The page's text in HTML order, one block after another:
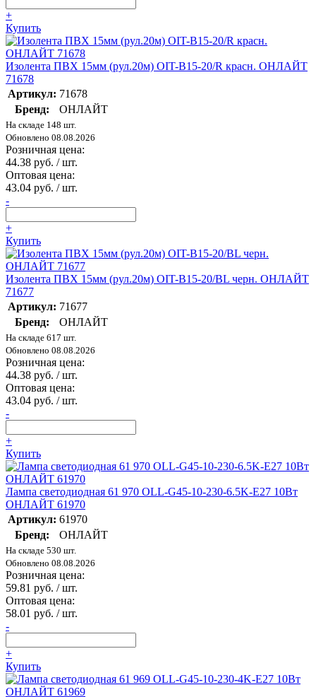
+
Купить
Изолента ПВХ 15мм (рул.20м) OIT-B15-20/R красн. ОНЛАЙТ
71678
Артикул: 71678
Бренд:
ОНЛАЙТ
На складе 148 шт.
Обновлено 08.08.2026
Розничная цена:
44.38 руб. / шт.
Оптовая цена:
43.04 руб. / шт.
-
+
Купить
Изолента ПВХ 15мм (рул.20м) OIT-B15-20/BL черн. ОНЛАЙТ
71677
Артикул: 71677
Бренд:
ОНЛАЙТ
На складе 617 шт.
Обновлено 08.08.2026
Розничная цена:
44.38 руб. / шт.
Оптовая цена:
43.04 руб. / шт.
-
+
Купить
Лампа светодиодная 61 970 OLL-G45-10-230-6.5K-E27 10Вт
ОНЛАЙТ 61970
Артикул: 61970
Бренд:
ОНЛАЙТ
На складе 530 шт.
Обновлено 08.08.2026
Розничная цена:
59.81 руб. / шт.
Оптовая цена:
58.01 руб. / шт.
-
+
Купить